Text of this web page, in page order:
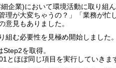
企業)において環境活動に取り組
理が大変ちゃうの？」「業務が忙
意見もありました。
組む必要性を見極め開始しました。
を取得。
とほぼ同じ項目を実行していきま